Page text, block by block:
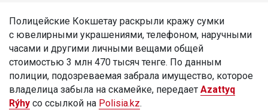
Полицейские Кокшетау раскрыли кражу сумки
с ювелирными украшениями, телефоном, наручными
часами и другими личными вещами общей
стоимостью 3 млн 470 тысяч тенге. По данным
полиции, подозреваемая забрала имущество, которое
владелица забыла на скамейке, передает Azattyq
Rýhy со ссылкой на Polisia.kz.